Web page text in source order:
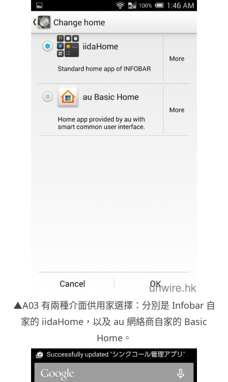
▲A03 有兩種介面供用家選擇：分別是 Infobar 自
家的 iidaHome，以及 au 網絡商自家的 Basic
Home。